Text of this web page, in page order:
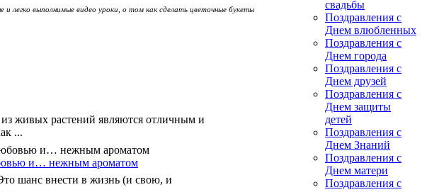
легко выполнимые видео уроки, о том как сделать цветочные букеты
живых растений являются отличным и
...
и… нежным ароматом
шанс внести в жизнь (и свою, и
свадьбы
Поздравления с
Днем влюбленных
Поздравления с
Днем города
Поздравления с
Днем друзей
Поздравления с
Днем защиты
детей
Поздравления с
Днем Знаний
Поздравления с
Днем матери
Поздравления с